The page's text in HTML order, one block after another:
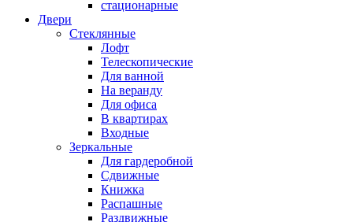
стационарные
Двери
Стеклянные
Лофт
Телескопические
Для ванной
На веранду
Для офиса
В квартирах
Входные
Зеркальные
Для гардеробной
Сдвижные
Книжка
Распашные
Раздвижные